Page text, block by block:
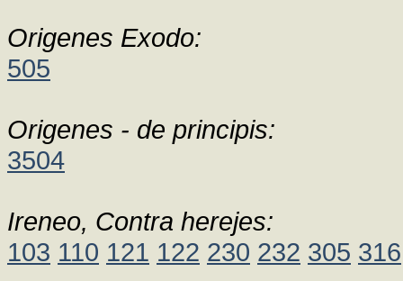
Origenes Exodo:
505
Origenes - de principis:
3504
Ireneo, Contra herejes:
103 110 121 122 230 232 305 316